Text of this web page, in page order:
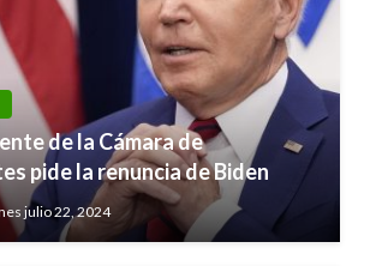
de la Cámara de
pide la renuncia de Biden
julio 22, 2024